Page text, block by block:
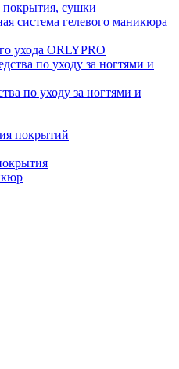
покрытия, сушки
система гелевого маникюра
ухода ORLYPRO
по уходу за ногтями и
покрытий